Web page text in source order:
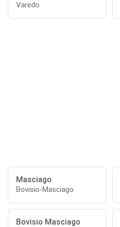
Varedo
Masciago
Bovisio-Masciago
Bovisio Masciago